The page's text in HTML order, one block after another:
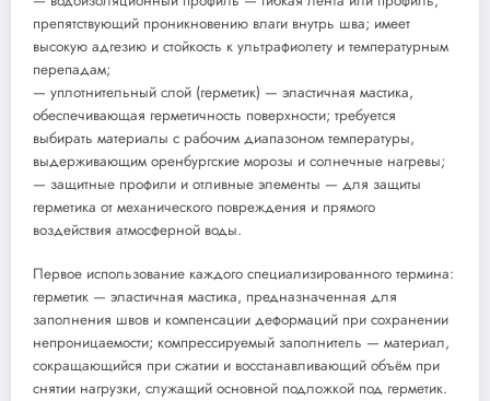
препятствующий проникновению влаги внутрь шва; имеет
высокую адгезию и стойкость к ультрафиолету и температурным
перепадам;
— уплотнительный слой (герметик) — эластичная мастика,
обеспечивающая герметичность поверхности; требуется
выбирать материалы с рабочим диапазоном температуры,
выдерживающим оренбургские морозы и солнечные нагревы;
— защитные профили и отливные элементы — для защиты
герметика от механического повреждения и прямого
воздействия атмосферной воды.
Первое использование каждого специализированного термина:
герметик — эластичная мастика, предназначенная для
заполнения швов и компенсации деформаций при сохранении
непроницаемости; компрессируемый заполнитель — материал,
сокращающийся при сжатии и восстанавливающий объём при
снятии нагрузки, служащий основной подложкой под герметик.